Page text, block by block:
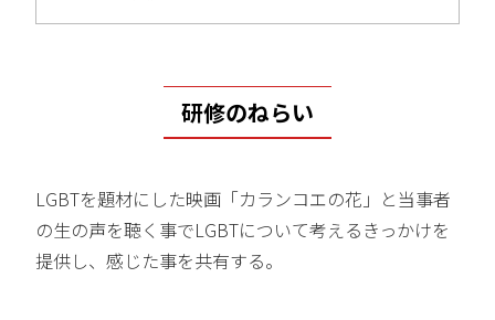
研修のねらい
LGBTを題材にした映画「カランコエの花」と当事者
の生の声を聴く事でLGBTについて考えるきっかけを
提供し、感じた事を共有する。